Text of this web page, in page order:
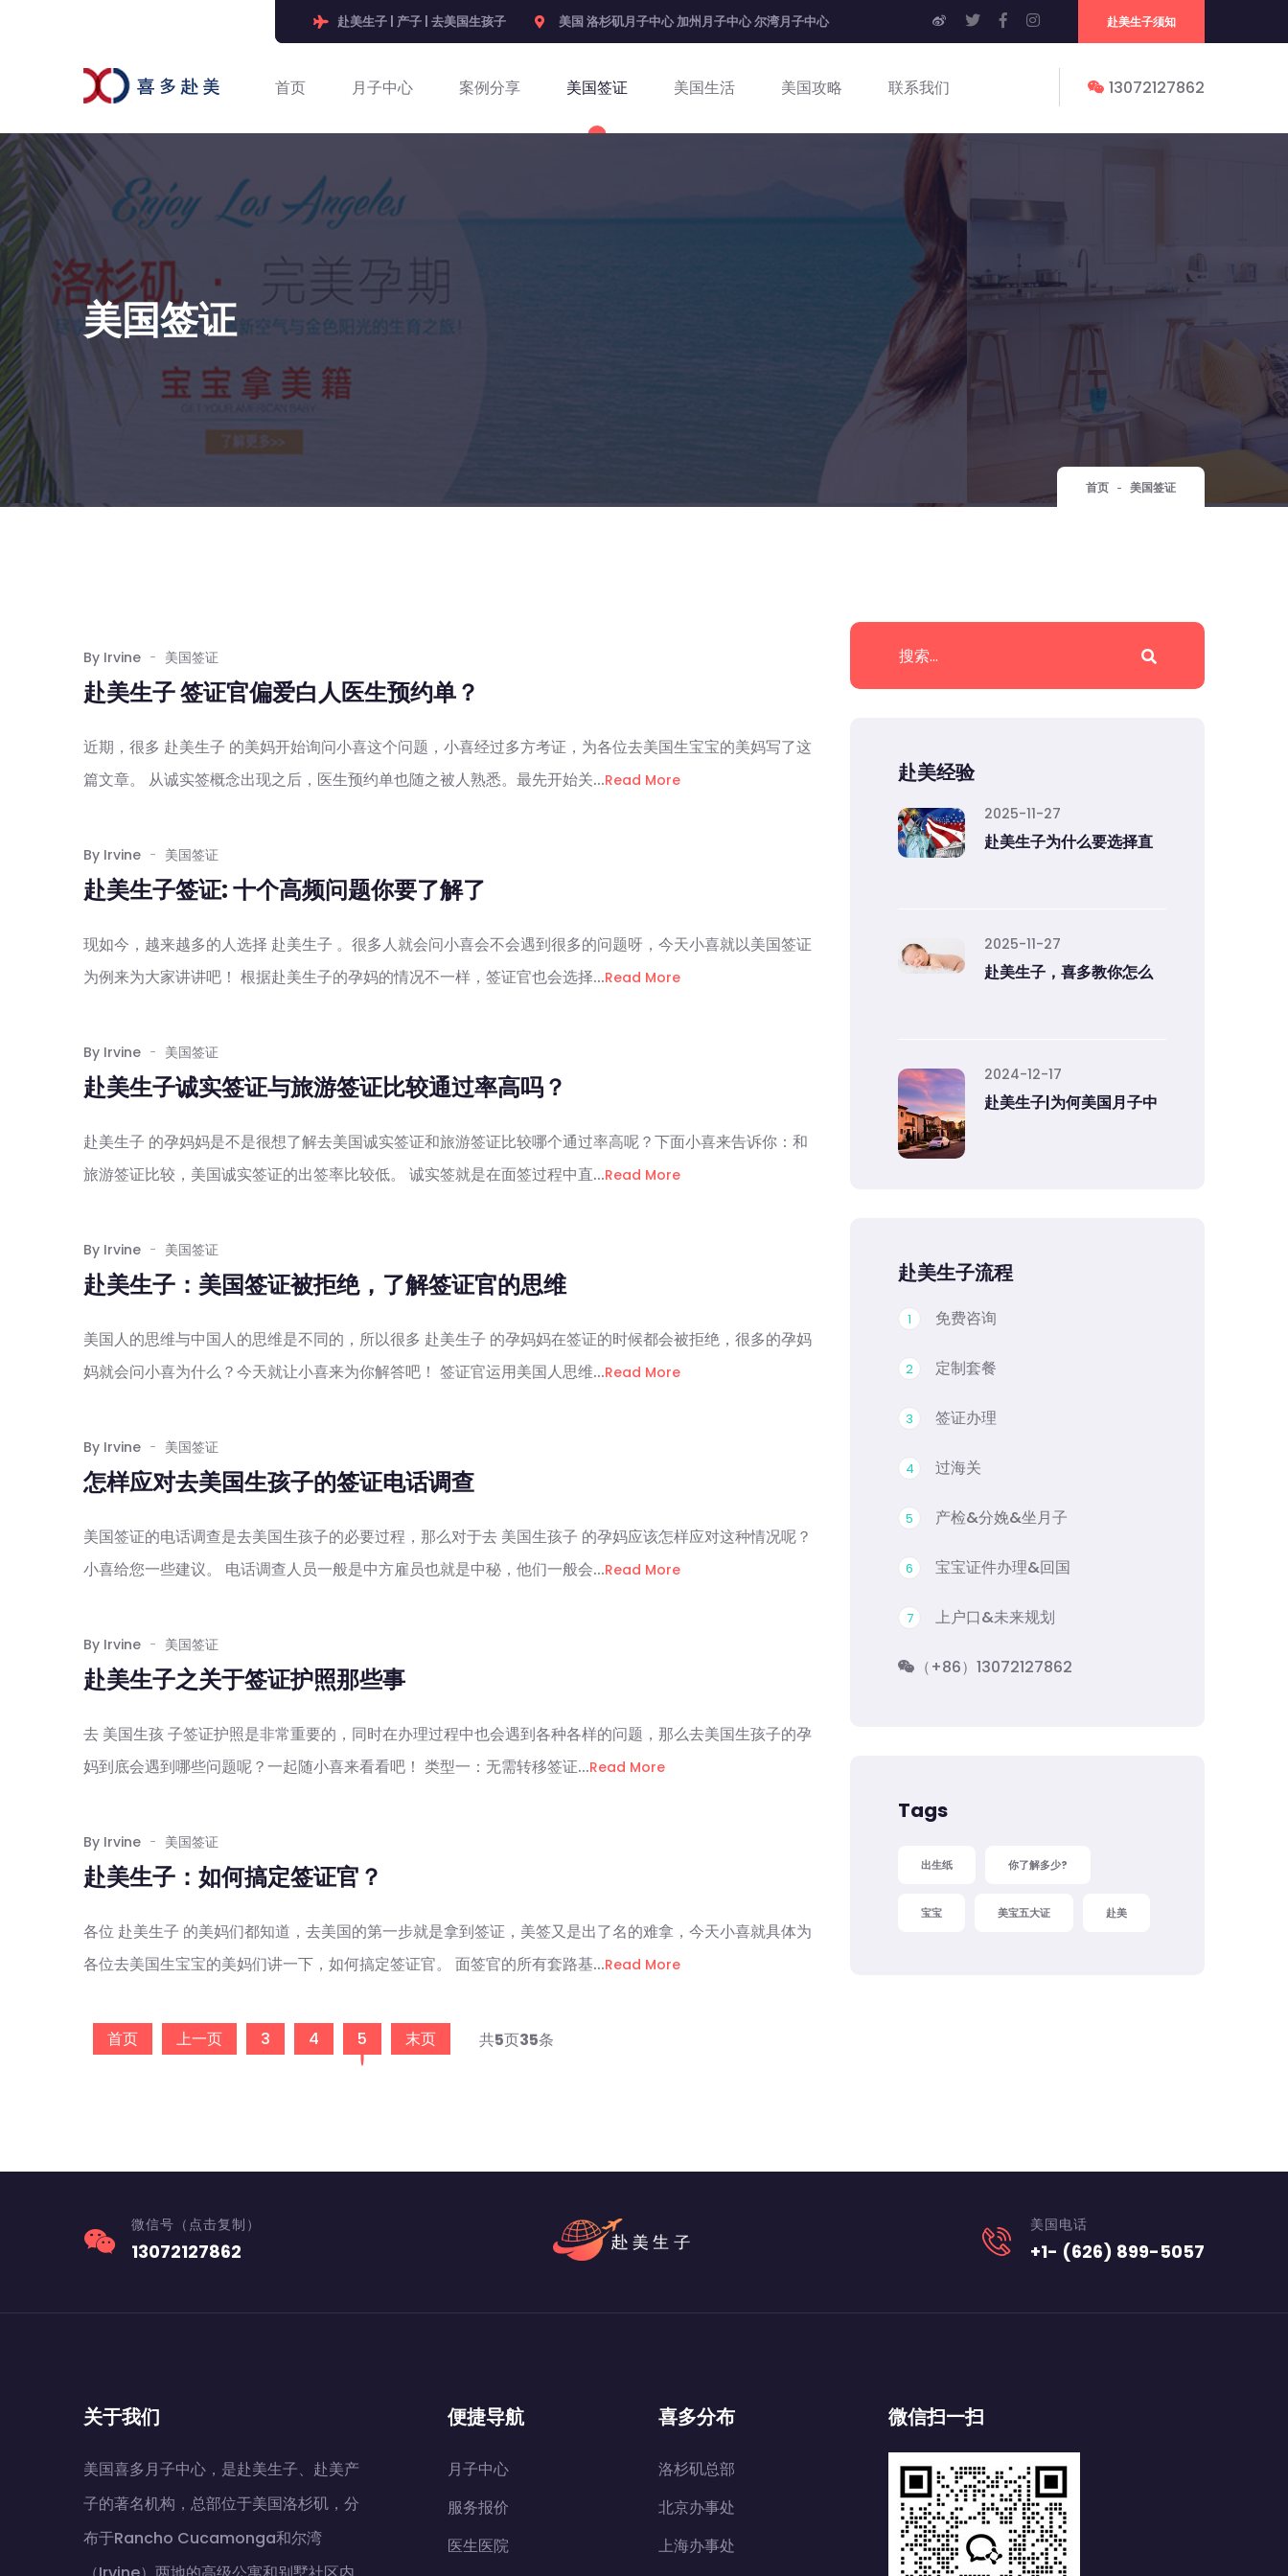
赴美生子 | 产子 | 去美国生孩子 美国 洛杉矶月子中心 加州月子中心 尔湾月子中心 赴美生子须知
首页 月子中心 案例分享 美国签证 美国生活 美国攻略 联系我们 13072127862
美国签证
首页 美国签证
By Irvine 美国签证
赴美生子 签证官偏爱白人医生预约单？
近期，很多 赴美生子 的美妈开始询问小喜这个问题，小喜经过多方考证，为各位去美国生宝宝的美妈写了这
篇文章。 从诚实签概念出现之后，医生预约单也随之被人熟悉。最先开始关...Read More
By Irvine 美国签证
赴美生子签证: 十个高频问题你要了解了
现如今，越来越多的人选择 赴美生子 。很多人就会问小喜会不会遇到很多的问题呀，今天小喜就以美国签证
为例来为大家讲讲吧！ 根据赴美生子的孕妈的情况不一样，签证官也会选择...Read More
By Irvine 美国签证
赴美生子诚实签证与旅游签证比较通过率高吗？
赴美生子 的孕妈妈是不是很想了解去美国诚实签证和旅游签证比较哪个通过率高呢？下面小喜来告诉你：和
旅游签证比较，美国诚实签证的出签率比较低。 诚实签就是在面签过程中直...Read More
By Irvine 美国签证
赴美生子：美国签证被拒绝，了解签证官的思维
美国人的思维与中国人的思维是不同的，所以很多 赴美生子 的孕妈妈在签证的时候都会被拒绝，很多的孕妈
妈就会问小喜为什么？今天就让小喜来为你解答吧！ 签证官运用美国人思维...Read More
By Irvine 美国签证
怎样应对去美国生孩子的签证电话调查
美国签证的电话调查是去美国生孩子的必要过程，那么对于去 美国生孩子 的孕妈应该怎样应对这种情况呢？
小喜给您一些建议。 电话调查人员一般是中方雇员也就是中秘，他们一般会...Read More
By Irvine 美国签证
赴美生子之关于签证护照那些事
去 美国生孩 子签证护照是非常重要的，同时在办理过程中也会遇到各种各样的问题，那么去美国生孩子的孕
妈到底会遇到哪些问题呢？一起随小喜来看看吧！ 类型一：无需转移签证...Read More
By Irvine 美国签证
赴美生子：如何搞定签证官？
各位 赴美生子 的美妈们都知道，去美国的第一步就是拿到签证，美签又是出了名的难拿，今天小喜就具体为
各位去美国生宝宝的美妈们讲一下，如何搞定签证官。 面签官的所有套路基...Read More
首页 上一页 3 4 5 末页 共5页35条
赴美经验
2025-11-27
赴美生子为什么要选择直
2025-11-27
赴美生子，喜多教你怎么
2024-12-17
赴美生子|为何美国月子中
赴美生子流程
1 免费咨询
2 定制套餐
3 签证办理
4 过海关
5 产检&分娩&坐月子
6 宝宝证件办理&回国
7 上户口&未来规划
（+86）13072127862
Tags
出生纸 你了解多少?
宝宝 美宝五大证 赴美
微信号（点击复制）
13072127862
美国电话
+1- (626) 899-5057
关于我们
美国喜多月子中心，是赴美生子、赴美产
子的著名机构，总部位于美国洛杉矶，分
布于Rancho Cucamonga和尔湾
便捷导航
月子中心
服务报价
医生医院
喜多分布
洛杉矶总部
北京办事处
上海办事处
微信扫一扫